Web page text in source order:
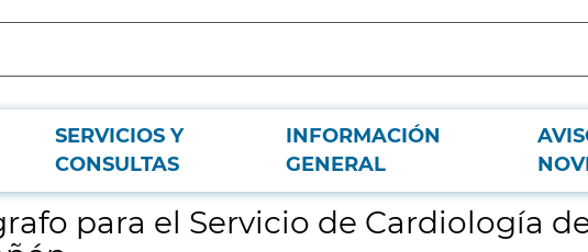
SERVICIOS Y
CONSULTAS
INFORMACIÓN
GENERAL
General Universitario Gregorio Marañón
para el Servicio de Cardiología